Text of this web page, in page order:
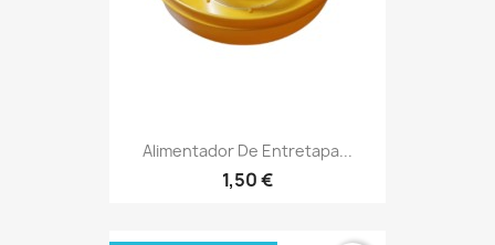
Alimentador De Entretapa...
1,50 €